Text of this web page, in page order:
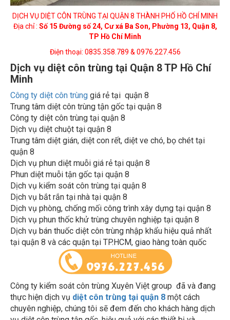
DỊCH VỤ DIỆT CÔN TRÙNG TẠI QUẬN 8 THÀNH PHỐ HỒ CHÍ MINH
Địa chỉ : Số 15 Đường số 24, Cư xá Ba Son, Phường 13, Quận 8,
TP Hồ Chí Minh
Dịch vụ diệt côn trùng tại Quận 8 TP Hồ Chí
Minh
Công ty diệt côn trùng
giá rẻ tại quận 8
Trung tâm diệt côn trùng tận gốc tại quận 8
Công ty diệt côn trùng tại quận 8
Dịch vụ diệt chuột tại quận 8
Trung tâm diệt gián, diệt con rết, diệt ve chó, bọ chét tại
quận 8
Dịch vụ phun diệt muỗi giá rẻ tại quận 8
Phun diệt muỗi tận gốc tại quận 8
Dịch vụ kiểm soát côn trùng tại quận 8
Dịch vụ bắt rắn tại nhà tại quận 8
Dịch vụ phòng, chống mối công trình xây dựng tại quận 8
Dịch vụ phun thốc khử trùng chuyên nghiệp tại quận 8
Dịch vụ bán thuốc diệt côn trùng nhập khẩu hiệu quả nhất
tại quận 8 và các quận tại TP.HCM, giao hàng toàn quốc
Công ty kiểm soát côn trùng Xuyên Việt group đã và đang
thực hiện dịch vụdiệt côn trùng tại quận 8 một cách
chuyên nghiệp, chúng tôi sẽ đem đến cho khách hàng dịch
vụ diệt côn trùng tận gốc, hiệu quả với các thiết bị và